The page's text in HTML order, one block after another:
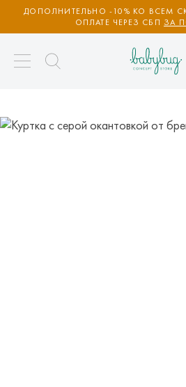
ДОПОЛНИТЕЛЬНО -10% КО ВСЕМ
ОПЛАТЕ ЧЕРЕЗ СБП ЗА